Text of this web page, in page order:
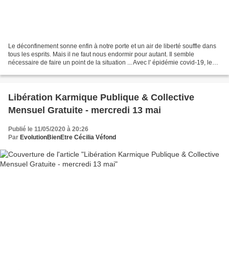
Le déconfinement sonne enfin à notre porte et un air de liberté souffle dans
tous les esprits. Mais il ne faut nous endormir pour autant. Il semble
nécessaire de faire un point de la situation ... Avec l' épidémie covid-19, le
Libération Karmique Publique & Collective
Mensuel Gratuite - mercredi 13 mai
Publié le 11/05/2020 à 20:26
Par EvolutionBienEtre Cécilia Véfond